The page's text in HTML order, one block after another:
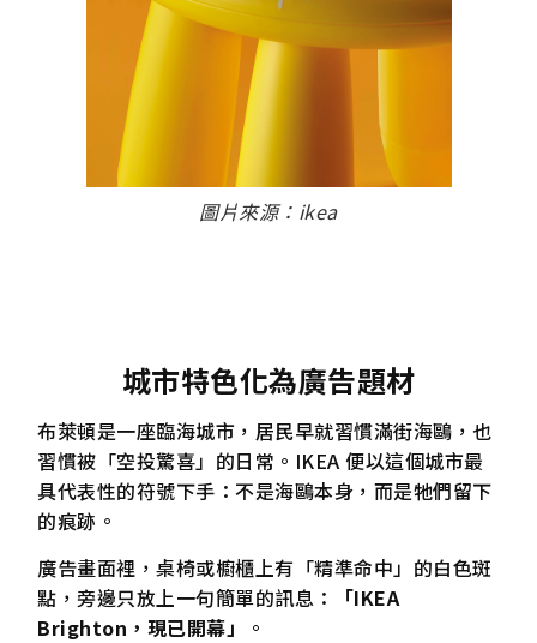
圖片來源：ikea
城市特色化為廣告題材
布萊頓是一座臨海城市，居民早就習慣滿街海鷗，也
習慣被「空投驚喜」的日常。IKEA 便以這個城市最
具代表性的符號下手：不是海鷗本身，而是牠們留下
的痕跡。
廣告畫面裡，桌椅或櫥櫃上有「精準命中」的白色斑
點，旁邊只放上一句簡單的訊息：
「IKEA
Brighton，現已開幕」
。